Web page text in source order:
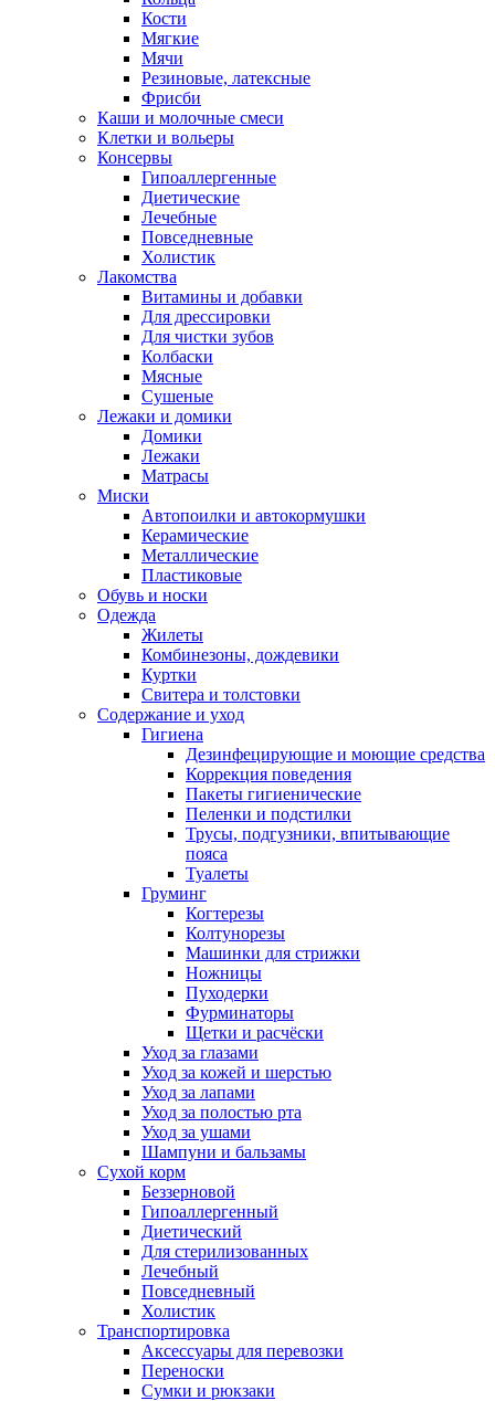
Кости
Мягкие
Мячи
Резиновые, латексные
Фрисби
Каши и молочные смеси
Клетки и вольеры
Консервы
Гипоаллергенные
Диетические
Лечебные
Повседневные
Холистик
Лакомства
Витамины и добавки
Для дрессировки
Для чистки зубов
Колбаски
Мясные
Сушеные
Лежаки и домики
Домики
Лежаки
Матрасы
Миски
Автопоилки и автокормушки
Керамические
Металлические
Пластиковые
Обувь и носки
Одежда
Жилеты
Комбинезоны, дождевики
Куртки
Свитера и толстовки
Содержание и уход
Гигиена
Дезинфецирующие и моющие средства
Коррекция поведения
Пакеты гигиенические
Пеленки и подстилки
Трусы, подгузники, впитывающие
пояса
Туалеты
Груминг
Когтерезы
Колтунорезы
Машинки для стрижки
Ножницы
Пуходерки
Фурминаторы
Щетки и расчёски
Уход за глазами
Уход за кожей и шерстью
Уход за лапами
Уход за полостью рта
Уход за ушами
Шампуни и бальзамы
Сухой корм
Беззерновой
Гипоаллергенный
Диетический
Для стерилизованных
Лечебный
Повседневный
Холистик
Транспортировка
Аксессуары для перевозки
Переноски
Сумки и рюкзаки